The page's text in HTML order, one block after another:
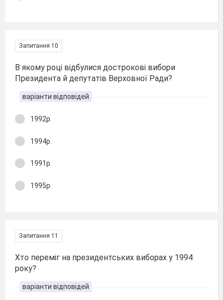
Запитання 10
В якому році відбулися дострокові вибори
Президента й депутатів Верховної Ради?
варіанти відповідей
1992р.
1994р.
1991р.
1995р.
Запитання 11
Хто переміг на президентських виборах у 1994
року?
варіанти відповідей